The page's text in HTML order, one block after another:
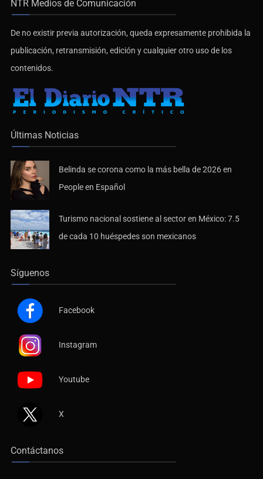
NTR Medios de Comunicación
De no existir previa autorización, queda expresamente prohibida la
publicación, retransmisión, edición y cualquier otro uso de los
contenidos.
Últimas Noticias
Belinda se corona como la más bella de 2026 en
People en Español
Turismo nacional sostiene al sector en México: 7.5
de cada 10 huéspedes son mexicanos
Síguenos
Facebook
Instagram
Youtube
X
Contáctanos